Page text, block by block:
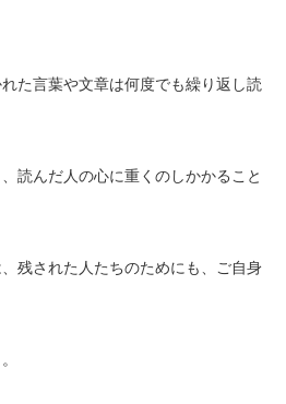
た言葉や文章は何度でも繰り返し読
読んだ人の心に重くのしかかること
残された人たちのためにも、ご自身